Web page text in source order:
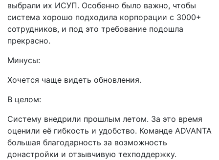
выбрали их ИСУП. Особенно было важно, чтобы
система хорошо подходила корпорации с 3000+
сотрудников, и под это требование подошла
прекрасно.
Минусы:
Хочется чаще видеть обновления.
В целом:
Систему внедрили прошлым летом. За это время
оценили её гибкость и удобство. Команде ADVANTA
большая благодарность за возможность
донастройки и отзывчивую техподдержку.